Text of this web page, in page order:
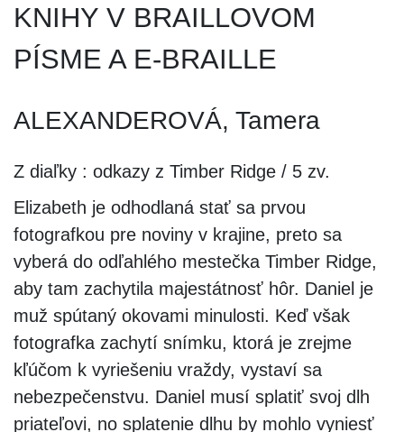
KNIHY V BRAILLOVOM
PÍSME A E-BRAILLE
ALEXANDEROVÁ, Tamera
Z diaľky : odkazy z Timber Ridge / 5 zv.
Elizabeth je odhodlaná stať sa prvou
fotografkou pre noviny v krajine, preto sa
vyberá do odľahlého mestečka Timber Ridge,
aby tam zachytila majestátnosť hôr. Daniel je
muž spútaný okovami minulosti. Keď však
fotografka zachytí snímku, ktorá je zrejme
kľúčom k vyriešeniu vraždy, vystaví sa
nebezpečenstvu. Daniel musí splatiť svoj dlh
priateľovi, no splatenie dlhu by mohlo vyniesť